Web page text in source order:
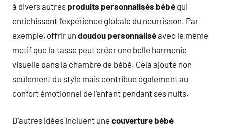
à divers autres produits personnalisés bébé qui
enrichissent l’expérience globale du nourrisson. Par
exemple, offrir un doudou personnaliséavec le même
motif que la tasse peut créer une belle harmonie
visuelle dans la chambre de bébé. Cela ajoute non
seulement du style mais contribue également au
confort émotionnel de l’enfant pendant ses nuits.
D’autres idées incluent une couverture bébé